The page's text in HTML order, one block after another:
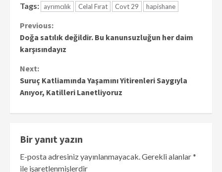
Tags: ayrımcılık Celal Fırat Covt 29 hapishane
Continue
Reading
Previous:
Doğa satılık değildir. Bu kanunsuzluğun her daim
karşısındayız
Next:
Suruç Katliamında Yaşamını Yitirenleri Saygıyla
Anıyor, Katilleri Lanetliyoruz
Bir yanıt yazın
E-posta adresiniz yayınlanmayacak.Gerekli alanlar*
ile işaretlenmişlerdir